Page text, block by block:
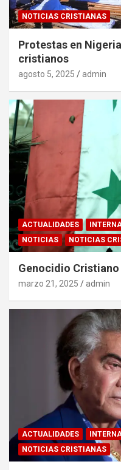
NOTICIAS CRISTIANAS
Protestas en
cristianos
agosto 5, 2025 admin
ACTUALIDADES
NOTICIAS
NOTICIAS
Genocidio Cristiano
marzo 21, 2025 admin
ACTUALIDADES
NOTICIAS CRISTIANAS